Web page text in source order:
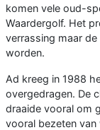
komen vele oud-
Waardergolf. Het
verrassing maar
worden.
Ad kreeg in 1988
overgedragen. De
draaide vooral om
vooral bezeten van